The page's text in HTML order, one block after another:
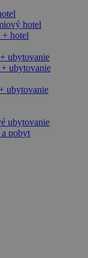
hotel
+ hotel
ubytovanie
ubytovanie
ubytovanie
ubytovanie
pobyt